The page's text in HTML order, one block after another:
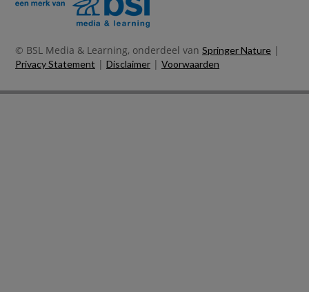
© BSL Media & Learning, onderdeel van Springer Nature |
Privacy Statement | Disclaimer | Voorwaarden